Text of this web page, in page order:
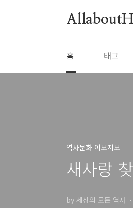
홈 태그
역사문화 이모저모
새사랑
by 세상의 모든 역사